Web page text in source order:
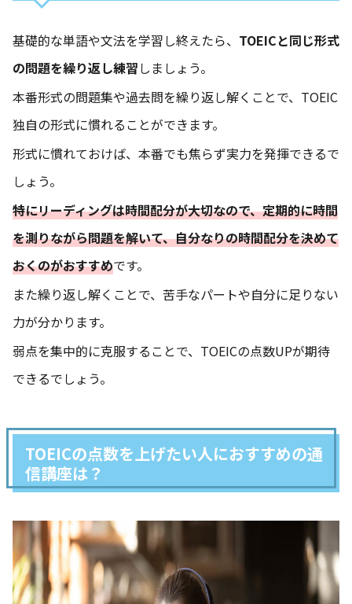
基礎的な単語や文法を学習し終えたら、 TOEICと同じ形式
の問題を繰り返し練習しましょう。
本番形式の問題集や過去問を繰り返し解くことで、TOEIC
独自の形式に慣れることができます。
形式に慣れておけば、本番でも焦らず実力を発揮できるで
しょう。
特にリーディングは時間配分が大切なので、定期的に時間
を測りながら問題を解いて、自分なりの時間配分を決めて
おくのがおすすめです。
また繰り返し解くことで、苦手なパートや自分に足りない
力が分かります。
弱点を集中的に克服することで、TOEICの点数UPが期待
できるでしょう。
TOEICの点数を上げたい人におすすめの通
信講座は？